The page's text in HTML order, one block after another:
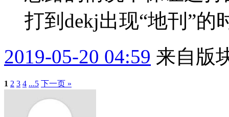
打到dekj出现“地刊”的
2019-05-20 04:59 来自版
1 2 3 4 ...5 下一页 »